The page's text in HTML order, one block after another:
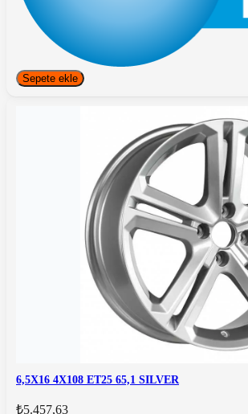
Sepete ekle
6,5X16 4X108 ET25 65,1 SILVER
₺5.457,63